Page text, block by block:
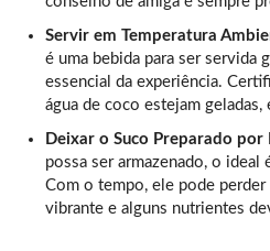
Servir em Temperatura
é uma bebida para ser servida
essencial da experiência.
água de coco estejam
Deixar o Suco Preparado por
possa ser armazenado, o
Com o tempo, ele pode perder
vibrante e alguns nutrientes